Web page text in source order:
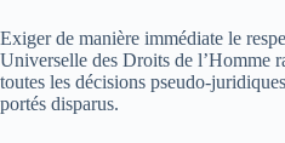
Exiger de manière immédiate le
Universelle des Droits de l’Homme
toutes les décisions pseudo-
portés disparus.